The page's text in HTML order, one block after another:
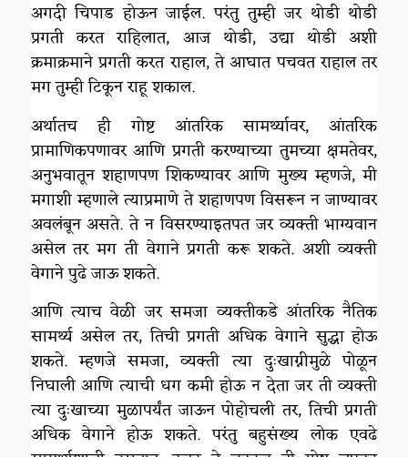
अगदी चिपाड होऊन जाईल. परंतु तुम्ही जर थोडी थोडी
प्रगती करत राहिलात, आज थोडी, उद्या थोडी अशी
क्रमाक्रमाने प्रगती करत राहाल, ते आघात पचवत राहाल तर
मग तुम्ही टिकून राहू शकाल.
अर्थातच ही गोष्ट आंतरिक सामर्थ्यावर, आंतरिक
प्रामाणिकपणावर आणि प्रगती करण्याच्या तुमच्या क्षमतेवर,
अनुभवातून शहाणपण शिकण्यावर आणि मुख्य म्हणजे, मी
मगाशी म्हणाले त्याप्रमाणे ते शहाणपण विसरून न जाण्यावर
अवलंबून असते. ते न विसरण्याइतपत जर व्यक्ती भाग्यवान
असेल तर मग ती वेगाने प्रगती करू शकते. अशी व्यक्ती
वेगाने पुढे जाऊ शकते.
आणि त्याच वेळी जर समजा व्यक्तीकडे आंतरिक नैतिक
सामर्थ्य असेल तर, तिची प्रगती अधिक वेगाने सुद्धा होऊ
शकते. म्हणजे समजा, व्यक्ती त्या दुःखाग्नीमुळे पोळून
निघाली आणि त्याची धग कमी होऊ न देता जर ती व्यक्ती
त्या दुःखाच्या मुळापर्यंत जाऊन पोहोचली तर, तिची प्रगती
अधिक वेगाने होऊ शकते. परंतु बहुसंख्य लोक एवढे